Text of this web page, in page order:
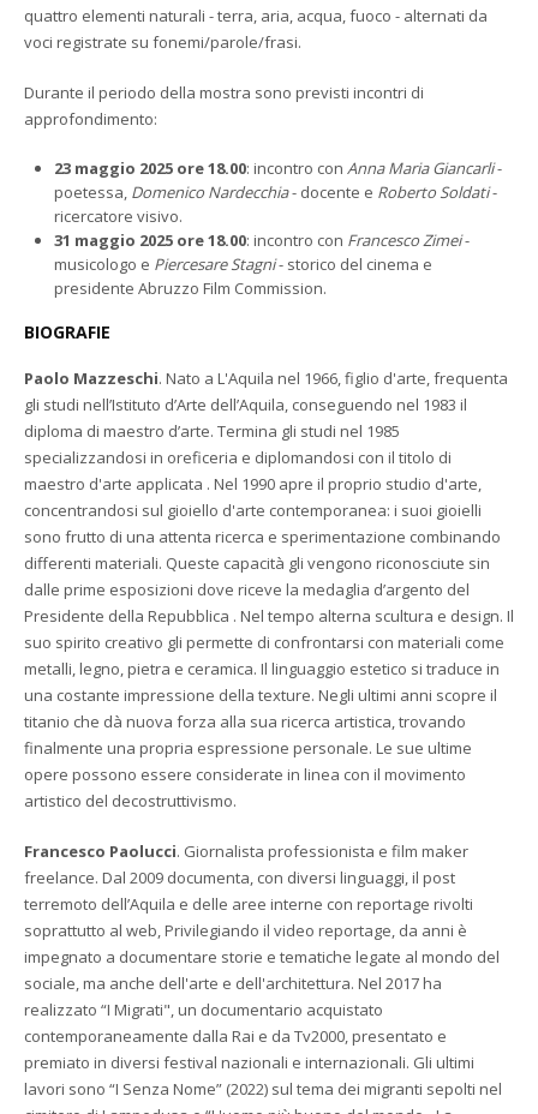
quattro elementi naturali - terra, aria, acqua, fuoco - alternati da
voci registrate su fonemi/parole/frasi.
Durante il periodo della mostra sono previsti incontri di
approfondimento:
23 maggio 2025 ore 18.00: incontro con Anna Maria Giancarli-
poetessa, Domenico Nardecchia- docente e Roberto Soldati-
ricercatore visivo.
31 maggio 2025 ore 18.00: incontro con Francesco Zimei-
musicologo e Piercesare Stagni- storico del cinema e
presidente Abruzzo Film Commission.
BIOGRAFIE
Paolo Mazzeschi. Nato a L'Aquila nel 1966, figlio d'arte, frequenta
gli studi nell’Istituto d’Arte dell’Aquila, conseguendo nel 1983 il
diploma di maestro d’arte. Termina gli studi nel 1985
specializzandosi in oreficeria e diplomandosi con il titolo di
maestro d'arte applicata . Nel 1990 apre il proprio studio d'arte,
concentrandosi sul gioiello d'arte contemporanea: i suoi gioielli
sono frutto di una attenta ricerca e sperimentazione combinando
differenti materiali. Queste capacità gli vengono riconosciute sin
dalle prime esposizioni dove riceve la medaglia d’argento del
Presidente della Repubblica . Nel tempo alterna scultura e design. Il
suo spirito creativo gli permette di confrontarsi con materiali come
metalli, legno, pietra e ceramica. Il linguaggio estetico si traduce in
una costante impressione della texture. Negli ultimi anni scopre il
titanio che dà nuova forza alla sua ricerca artistica, trovando
finalmente una propria espressione personale. Le sue ultime
opere possono essere considerate in linea con il movimento
artistico del decostruttivismo.
Francesco Paolucci. Giornalista professionista e film maker
freelance. Dal 2009 documenta, con diversi linguaggi, il post
terremoto dell’Aquila e delle aree interne con reportage rivolti
soprattutto al web, Privilegiando il video reportage, da anni è
impegnato a documentare storie e tematiche legate al mondo del
sociale, ma anche dell'arte e dell'architettura. Nel 2017 ha
realizzato “I Migrati", un documentario acquistato
contemporaneamente dalla Rai e da Tv2000, presentato e
premiato in diversi festival nazionali e internazionali. Gli ultimi
lavori sono “I Senza Nome” (2022) sul tema dei migranti sepolti nel